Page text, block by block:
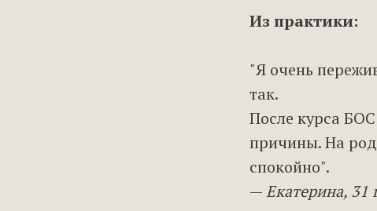
Из практики:
"Я очень
так.
После курса
причины. На
спокойно".
—Екатерина, 31